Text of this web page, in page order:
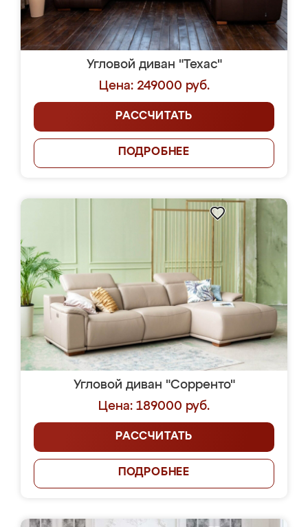
Угловой диван "Техас"
Цена: 249000 руб.
РАССЧИТАТЬ
ПОДРОБНЕЕ
Угловой диван "Сорренто"
Цена: 189000 руб.
РАССЧИТАТЬ
ПОДРОБНЕЕ